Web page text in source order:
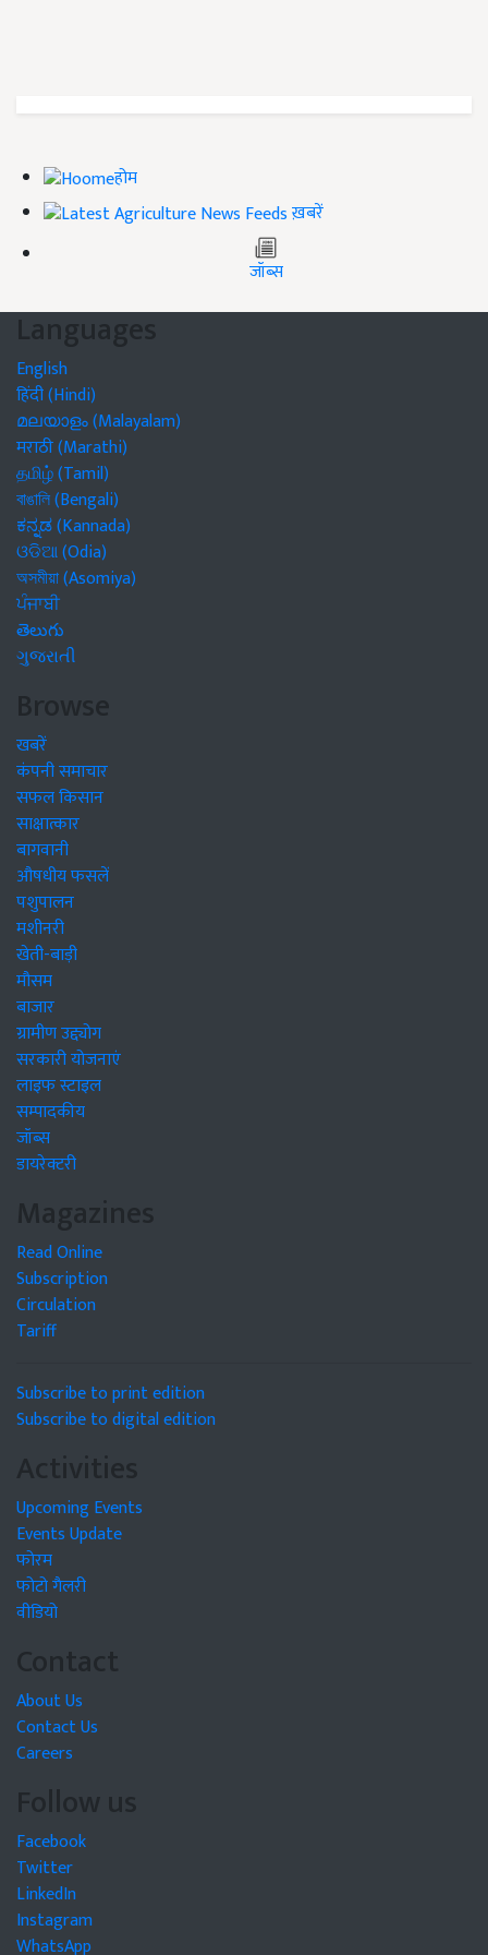
होम
ख़बरें
जॉब्स
Languages
English
हिंदी (Hindi)
മലയാളം (Malayalam)
मराठी (Marathi)
தமிழ் (Tamil)
বাঙালি (Bengali)
ಕನ್ನಡ (Kannada)
ଓଡିଆ (Odia)
অসমীয়া (Asomiya)
ਪੰਜਾਬੀ
తెలుగు
ગુજરાતી
Browse
खबरें
कंपनी समाचार
सफल किसान
साक्षात्कार
बागवानी
औषधीय फसलें
पशुपालन
मशीनरी
खेती-बाड़ी
मौसम
बाजार
ग्रामीण उद्द्योग
सरकारी योजनाएं
लाइफ स्टाइल
सम्पादकीय
जॉब्स
डायरेक्टरी
Magazines
Read Online
Subscription
Circulation
Tariff
Subscribe to print edition
Subscribe to digital edition
Activities
Upcoming Events
Events Update
फोरम
फोटो गैलरी
वीडियो
Contact
About Us
Contact Us
Careers
Follow us
Facebook
Twitter
LinkedIn
Instagram
WhatsApp